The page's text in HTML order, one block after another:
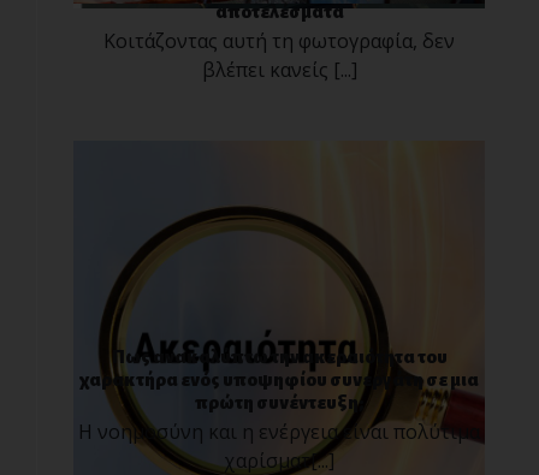
αποτελέσματα
Κοιτάζοντας αυτή τη φωτογραφία, δεν
βλέπει κανείς [...]
Πως ανακαλύπτω την ακεραιότητα του
χαρακτήρα ενός υποψηφίου συνεργάτη σε μια
πρώτη συνέντευξη;
Η νοημοσύνη και η ενέργεια είναι πολύτιμα
χαρίσματ[...]